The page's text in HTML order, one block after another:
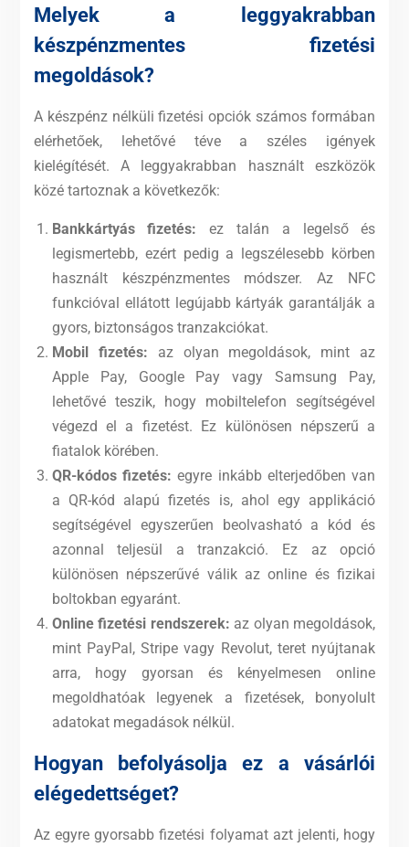
Melyek a leggyakrabban
készpénzmentes fizetési
megoldások?
A készpénz nélküli fizetési opciók számos formában
elérhetőek, lehetővé téve a széles igények
kielégítését. A leggyakrabban használt eszközök
közé tartoznak a következők:
Bankkártyás fizetés: ez talán a legelső és
legismertebb, ezért pedig a legszélesebb körben
használt készpénzmentes módszer. Az NFC
funkcióval ellátott legújabb kártyák garantálják a
gyors, biztonságos tranzakciókat.
Mobil fizetés: az olyan megoldások, mint az
Apple Pay, Google Pay vagy Samsung Pay,
lehetővé teszik, hogy mobiltelefon segítségével
végezd el a fizetést. Ez különösen népszerű a
fiatalok körében.
QR-kódos fizetés: egyre inkább elterjedőben van
a QR-kód alapú fizetés is, ahol egy applikáció
segítségével egyszerűen beolvasható a kód és
azonnal teljesül a tranzakció. Ez az opció
különösen népszerűvé válik az online és fizikai
boltokban egyaránt.
Online fizetési rendszerek: az olyan megoldások,
mint PayPal, Stripe vagy Revolut, teret nyújtanak
arra, hogy gyorsan és kényelmesen online
megoldhatóak legyenek a fizetések, bonyolult
adatokat megadások nélkül.
Hogyan befolyásolja ez a vásárlói
elégedettséget?
Az egyre gyorsabb fizetési folyamat azt jelenti, hogy